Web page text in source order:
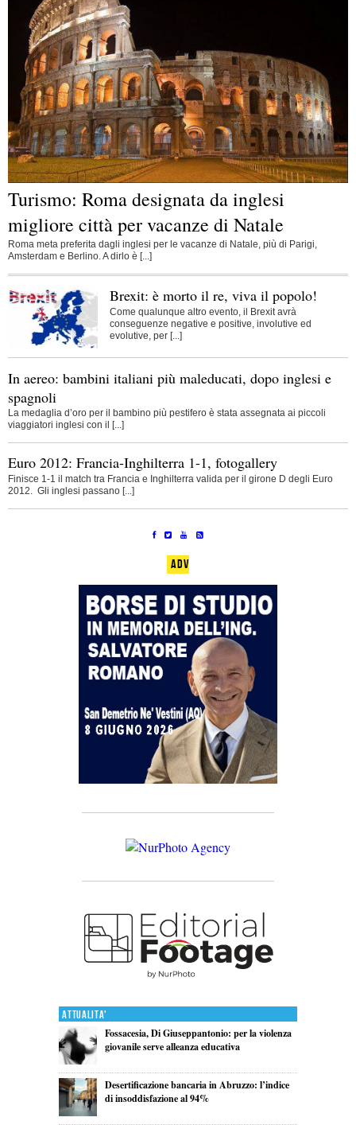
Turismo: Roma designata da inglesi
migliore città per vacanze di Natale
Roma meta preferita dagli inglesi per le vacanze di Natale, più di Parigi,
Amsterdam e Berlino. A dirlo è [...]
Brexit: è morto il re, viva il popolo!
Come qualunque altro evento, il Brexit avrà
conseguenze negative e positive, involutive ed
evolutive, per [...]
In aereo: bambini italiani più maleducati, dopo inglesi e
spagnoli
La medaglia d’oro per il bambino più pestifero è stata assegnata ai piccoli
viaggiatori inglesi con il [...]
Euro 2012: Francia-Inghilterra 1-1, fotogallery
Finisce 1-1 il match tra Francia e Inghilterra valida per il girone D degli Euro
2012. Gli inglesi passano [...]
ADV
Attualita'
Fossacesia, Di Giuseppantonio: per la violenza
giovanile serve alleanza educativa
Desertificazione bancaria in Abruzzo: l’indice
di insoddisfazione al 94%